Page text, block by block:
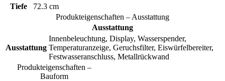
Tiefe
72.3 cm
Produkteigenschaften – Ausstattung
Ausstattung
Ausstattung
Innenbeleuchtung, Display, Wasserspender,
Temperaturanzeige, Geruchsfilter, Eiswürfelbereiter,
Festwasseranschluss, Metallrückwand
Produkteigenschaften –
Bauform